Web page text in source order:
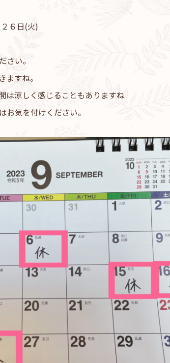
６日(火)
さい。
すね。
は涼しく感じることもありますね
気を付けください。